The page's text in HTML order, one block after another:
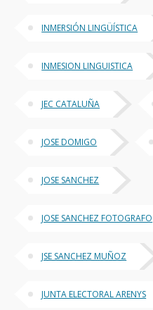
INMERSIÓN LINGÜÍSTICA
INMESION LINGUISTICA
JEC CATALUÑA
JOSE DOMIGO
JOSE SANCHEZ
JOSE SANCHEZ FOTOGRAFO
JSE SANCHEZ MUÑOZ
JUNTA ELECTORAL ARENYS